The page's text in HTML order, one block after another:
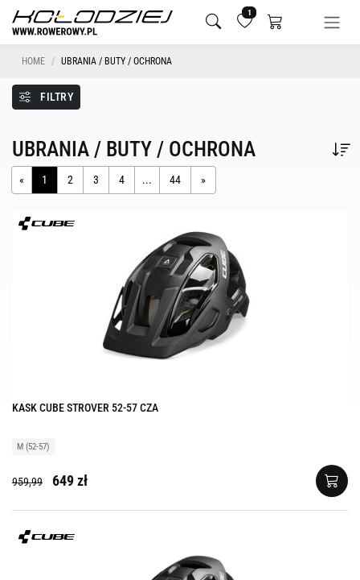
1
HOME UBRANIA / BUTY / OCHRONA
FILTRY
UBRANIA / BUTY / OCHRONA
« 1 2 3 4 ... 44 »
KASK CUBE STROVER 52-57 CZA
M (52-57)
959,99 649 zł